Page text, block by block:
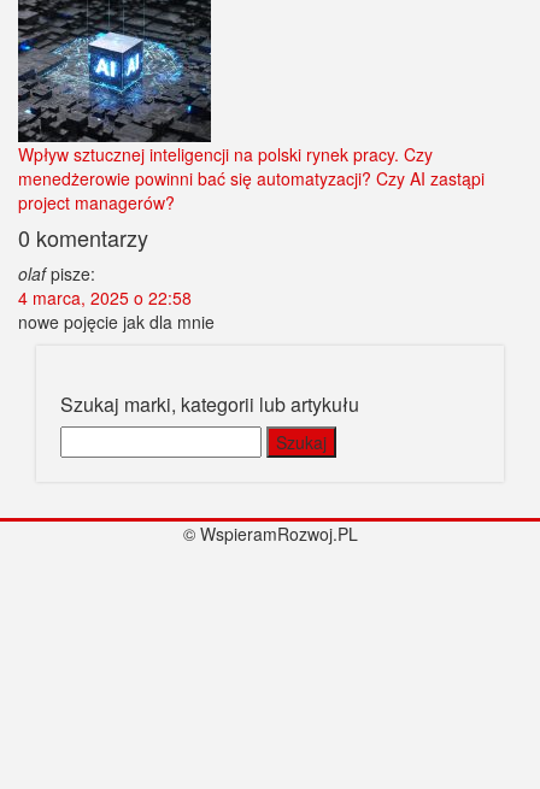
Wpływ sztucznej inteligencji na polski rynek pracy. Czy
menedżerowie powinni bać się automatyzacji? Czy AI zastąpi
project managerów?
0 komentarzy
olaf pisze:
4 marca, 2025 o 22:58
nowe pojęcie jak dla mnie
Szukaj marki, kategorii lub artykułu
© WspieramRozwoj.PL